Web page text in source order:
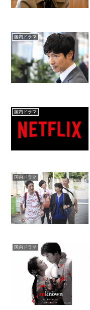
国内ドラマ
国内ドラマ
国内ドラマ
国内ドラマ